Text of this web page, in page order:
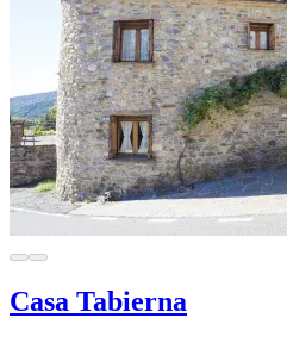
Casa Tabierna